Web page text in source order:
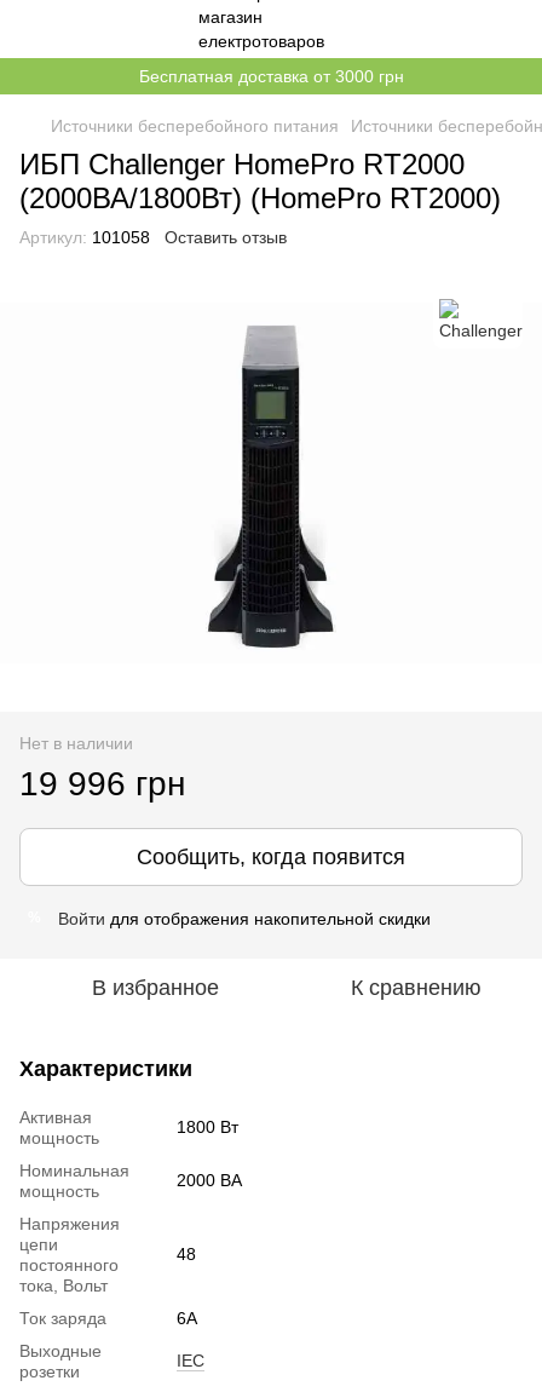
Бесплатная доставка от 3000 грн
Источники бесперебойного питания Источники
ИБП Challenger HomePro RT2000
(2000ВА/1800Вт) (HomePro RT2000)
Артикул: 101058 Оставить отзыв
Нет в наличии
19 996 грн
Сообщить, когда появится
Войти для отображения накопительной скидки
В избранное К сравнению
Характеристики
Активная
мощность
1800 Вт
Номинальная
мощность
2000 ВА
Напряжения
цепи
постоянного
тока, Вольт
48
Ток заряда
6А
Выходные
розетки
IEC